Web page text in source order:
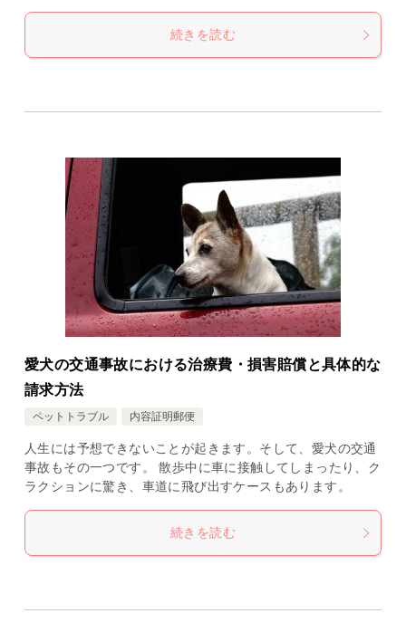
続きを読む
愛犬の交通事故における治療費・損害賠償と具体的な
請求方法
ペットトラブル 内容証明郵便
人生には予想できないことが起きます。そして、愛犬の交通
事故もその一つです。 散歩中に車に接触してしまったり、ク
ラクションに驚き、車道に飛び出すケースもあります。
続きを読む